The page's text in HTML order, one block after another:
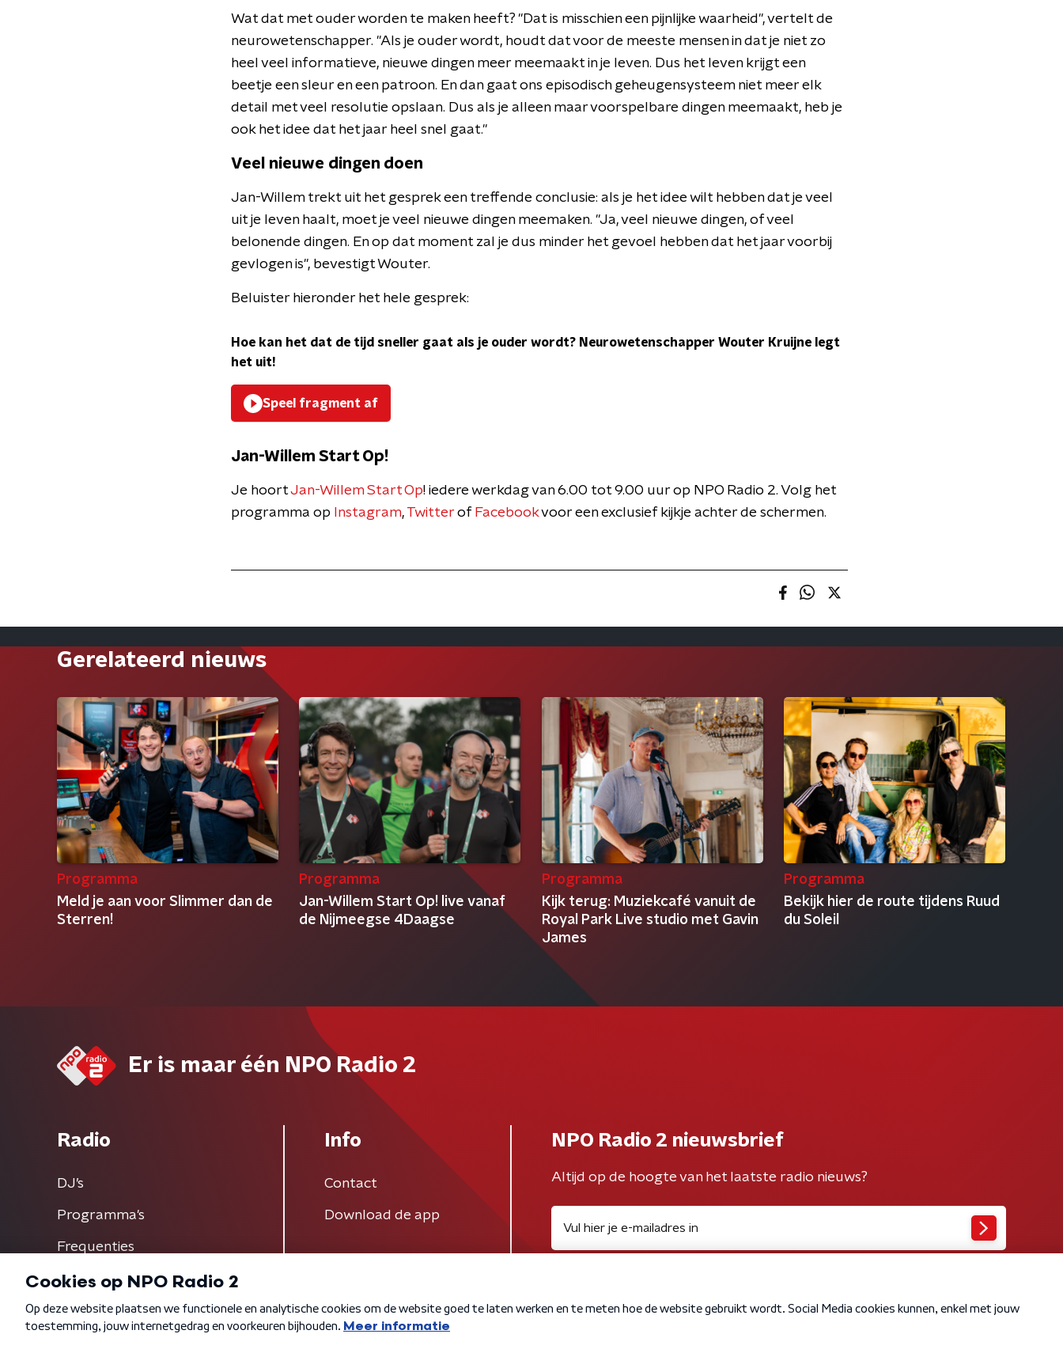
Wat dat met ouder worden te maken heeft? "Dat is misschien een pijnlijke waarheid", vertelt de
neurowetenschapper. "Als je ouder wordt, houdt dat voor de meeste mensen in dat je niet zo
heel veel informatieve, nieuwe dingen meer meemaakt in je leven. Dus het leven krijgt een
beetje een sleur en een patroon. En dan gaat ons episodisch geheugensysteem niet meer elk
detail met veel resolutie opslaan. Dus als je alleen maar voorspelbare dingen meemaakt, heb je
ook het idee dat het jaar heel snel gaat."
Veel nieuwe dingen doen
Jan-Willem trekt uit het gesprek een treffende conclusie: als je het idee wilt hebben dat je veel
uit je leven haalt, moet je veel nieuwe dingen meemaken. "Ja, veel nieuwe dingen, of veel
belonende dingen. En op dat moment zal je dus minder het gevoel hebben dat het jaar voorbij
gevlogen is", bevestigt Wouter.
Beluister hieronder het hele gesprek:
Hoe kan het dat de tijd sneller gaat als je ouder wordt? Neurowetenschapper Wouter Kruijne legt
het uit!
Speel fragment af
Jan-Willem Start Op!
Je hoortJan-Willem Start Op! iedere werkdag van 6.00 tot 9.00 uur op NPO Radio 2. Volg het
programma op
Instagram, Twitter of Facebookvoor een exclusief kijkje achter de schermen.
Gerelateerd nieuws
Programma
Meld je aan voor Slimmer dan de
Sterren!
Programma
Jan-Willem Start Op! live vanaf
de Nijmeegse 4Daagse
Programma
Kijk terug: Muziekcafé vanuit de
Royal Park Live studio met Gavin
James
Programma
Bekijk hier de route tijdens Ruud
du Soleil
Er is maar één NPO Radio 2
Radio
DJ’s
Programma's
Frequenties
Info
Contact
Download de app
NPO Radio 2 nieuwsbrief
Altijd op de hoogte van het laatste radio nieuws?
Algemene voorwaarden Privacybeleid